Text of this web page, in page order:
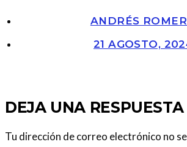
ANDRÉS
21 AGOSTO,
DEJA UNA RESPUESTA
Tu dirección de correo electrónico no